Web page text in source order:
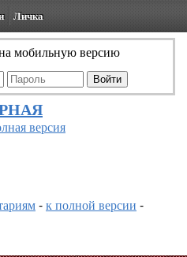
Личка
мобильную версию
версия
-к полной версии -